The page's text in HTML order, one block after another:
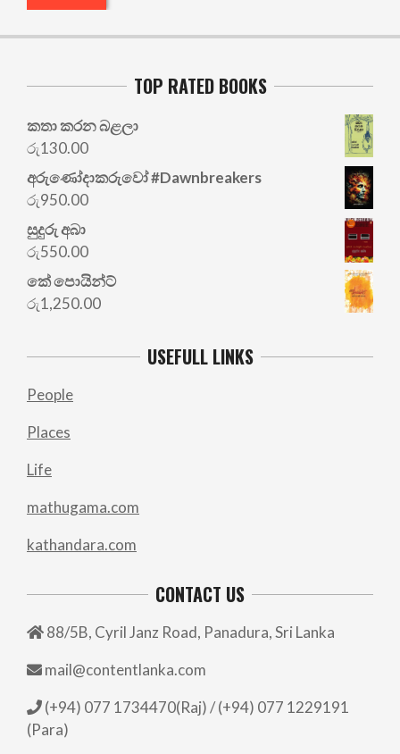
TOP RATED BOOKS
කතා කරන බළලා
රු130.00
අරු‍ණෝදාකරුවෝ #Dawnbreakers
රු950.00
සුදුරු අබා
රු550.00
කේ පොයින්ට්
රු1,250.00
USEFULL LINKS
People
Places
Life
mathugama.com
kathandara.com
CONTACT US
88/5B, Cyril Janz Road, Panadura, Sri Lanka
mail@contentlanka.com
(+94) 077 1734470(Raj) / (+94) 077 1229191
(Para)